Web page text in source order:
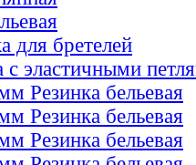
для бретелей
с эластичными
Резинка бельевая
Резинка бельевая
Резинка бельевая